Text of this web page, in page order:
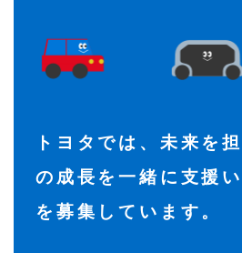
トヨタでは、未来を
の成⻑を⼀緒に⽀援
を募集しています。